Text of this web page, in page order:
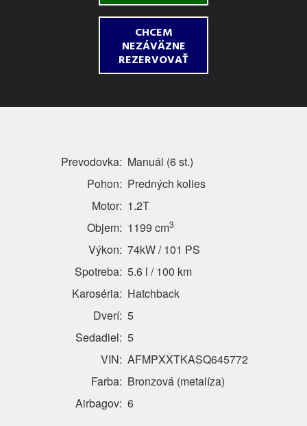
CHCEM
NEZÁVÄZNE
REZERVOVAŤ
Prevodovka: Manuál (6 st.)
Pohon: Predných kolies
Motor: 1.2T
Objem: 1199 cm3
Výkon: 74kW / 101 PS
Spotreba: 5.6 l / 100 km
Karoséria: Hatchback
Dverí: 5
Sedadiel: 5
VIN: AFMPXXTKASQ645772
Farba: Bronzová (metalíza)
Airbagov: 6